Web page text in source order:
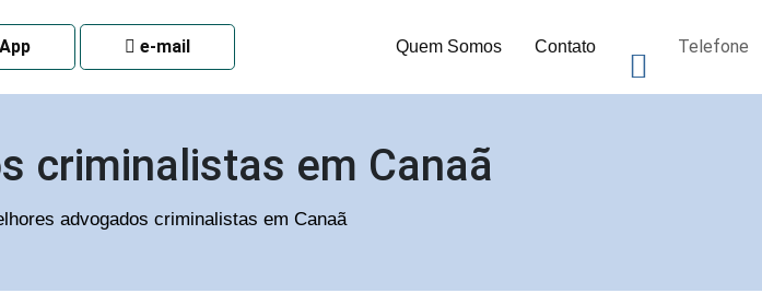
e-mail Quem Somos Contato Telefone
criminalistas em Canaã
advogados criminalistas em Canaã